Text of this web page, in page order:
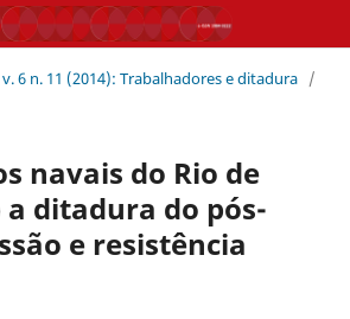
v. 6 n. 11 (2014): Trabalhadores e ditadura /
navais do Rio de
a ditadura do pós-
e resistência